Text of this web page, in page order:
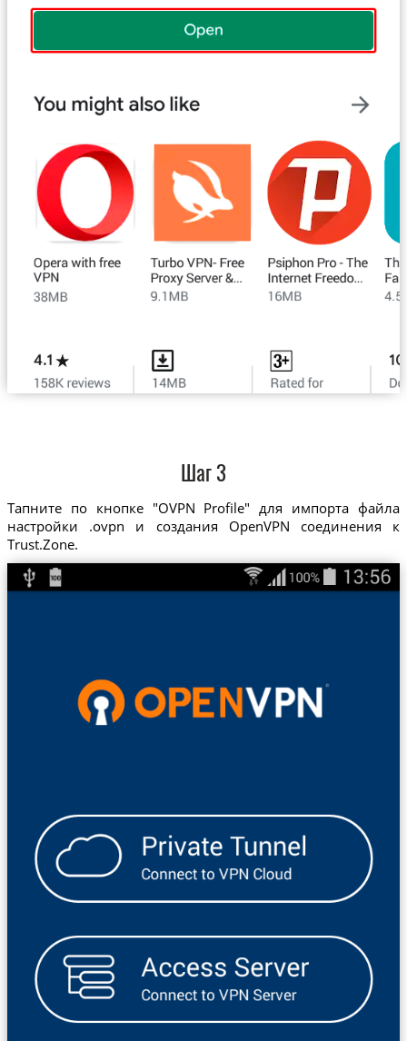
Шаг 3
Тапните по кнопке "OVPN Profile" для импорта файла
настройки .ovpn и создания OpenVPN соединения к
Trust.Zone.